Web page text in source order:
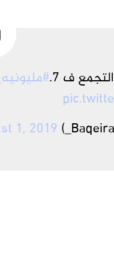
ف ٧.
1, 2019